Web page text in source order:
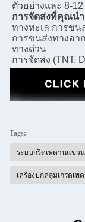
ตัวอย่างและ 8-
การจัดส่งที่คุณนํา
ทางทะเล การข
การขนส่งทางอา
ทางด่วน
การจัดส่ง (TNT,
Tags:
ระบบกรีดเพดานแขวน
เครื่องปกคลุมเกรดเพ